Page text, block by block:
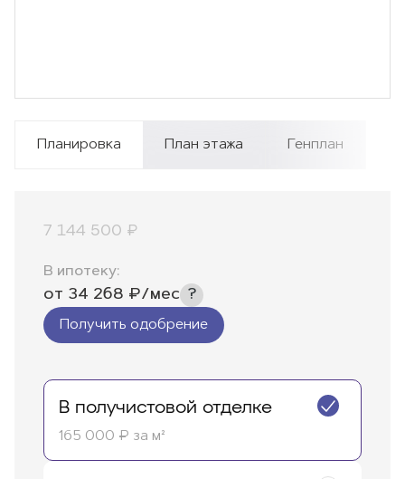
Планировка План этажа Генплан
7 144 500 ₽
В ипотеку:
от 34 268 ₽/мес
Получить одобрение
В получистовой отделке
165 000 ₽ за м²